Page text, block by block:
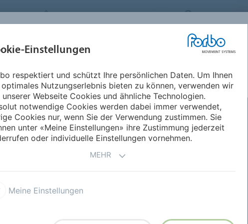
FORBO MOVEMENT SYSTEMS GERMANY
PRODUKTE
ANWENDUNGEN
NACHHALTIGKEIT
sind mit einem Zugträger aus einer hochelastischen
Einstellungen
respektiert und schützt Ihre persönlichen Daten. Um Ihnen
Nutzungserlebnis bieten zu können, verwenden wir
unserer Webseite Cookies und ähnliche Technologien.
notwendige Cookies werden dabei immer verwendet,
Cookies nur, wenn Sie der Verwendung zustimmen. Sie
unter «Meine Einstellungen» ihre Zustimmung jederzeit
oder individuelle Einstellungen vornehmen.
MEHR
Meine Einstellungen